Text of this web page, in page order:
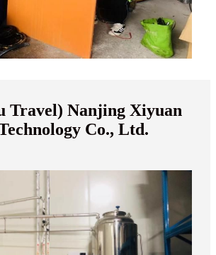
Travel) Nanjing Xiyuan
Co., Ltd.